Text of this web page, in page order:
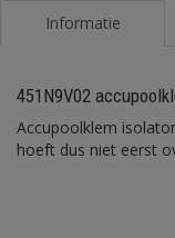
Informatie
451N9V02
Accupoolklem
hoeft dus niet eerst